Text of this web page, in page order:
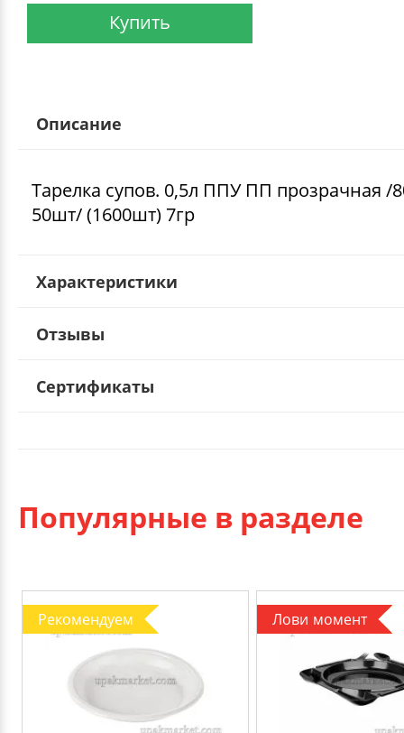
Купить
Описание
Тарелка супов. 0,5л ППУ ПП прозрачная /
50шт/ (1600шт) 7гр
Характеристики
Отзывы
Сертификаты
Популярные в разделе
Рекомендуем Лови момент